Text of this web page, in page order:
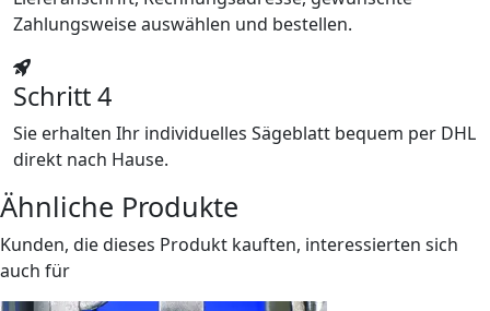
Zahlungsweise auswählen und bestellen.
Schritt 4
Sie erhalten Ihr individuelles Sägeblatt bequem per DHL
direkt nach Hause.
Ähnliche Produkte
Kunden, die dieses Produkt kauften, interessierten sich
auch für